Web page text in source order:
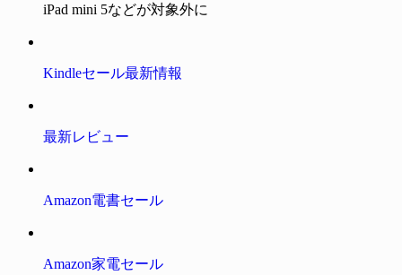
iPad mini 5などが対象外に
Kindleセール最新情報
最新レビュー
Amazon電書セール
Amazon家電セール